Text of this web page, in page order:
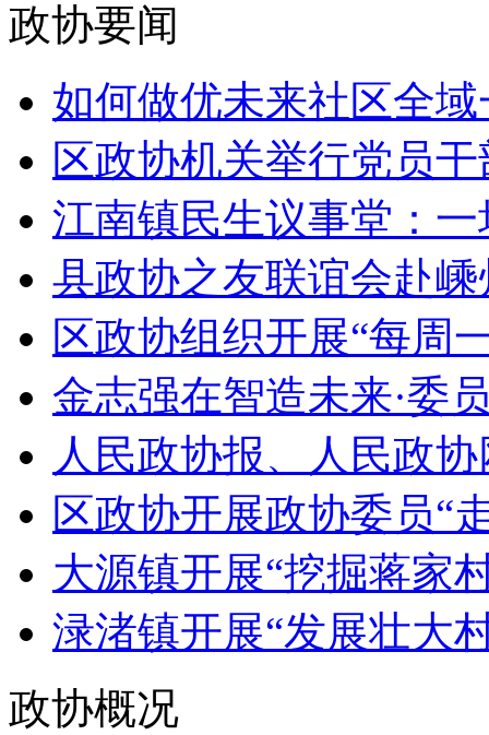
政协要闻
如何做优未来社区全
区政协机关举行党员
江南镇民生议事堂：
县政协之友联谊会赴
区政协组织开展“每周
金志强在智造未来·委
人民政协报、人民政
区政协开展政协委员“
大源镇开展“挖掘蒋家
渌渚镇开展“发展壮大
政协概况